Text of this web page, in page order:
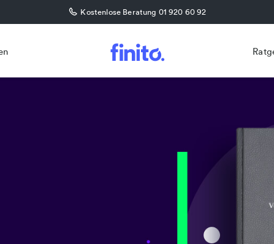
Kostenlose Beratung 01 920 60 92